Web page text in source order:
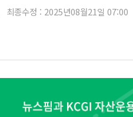
최종수정 : 2025년08월21일 07:00